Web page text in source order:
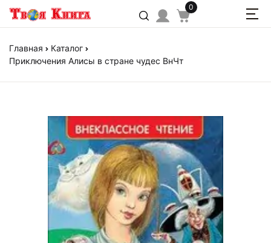
0
Главная
Каталог
Приключения Алисы в стране чудес ВнЧт